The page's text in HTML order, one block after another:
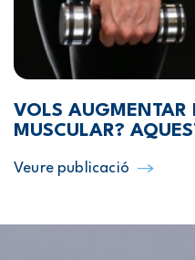
VOLS AUGMENTAR
MUSCULAR?
Veure publicació